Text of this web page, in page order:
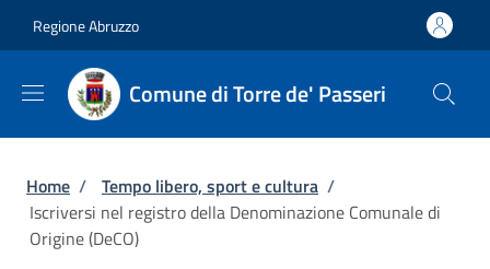
Regione Abruzzo
Comune di Torre de' Passeri
Briciole di pane
Home / Tempo libero, sport e cultura /
Iscriversi nel registro della Denominazione Comunale di
Origine (DeCO)